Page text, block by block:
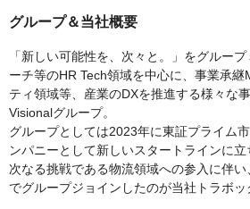
グループ＆当社概要
「新しい可能性を、次々と。」をグルー
ーチ等のHR Tech領域を中心に、事業承継
ティ領域等、産業のDXを推進する様々な
Visionalグループ。
グループとしては2023年に東証プライム
ンパニーとして新しいスタートラインに立
次なる挑戦である物流領域への参入に伴
でグループジョインしたのが当社トラボッ